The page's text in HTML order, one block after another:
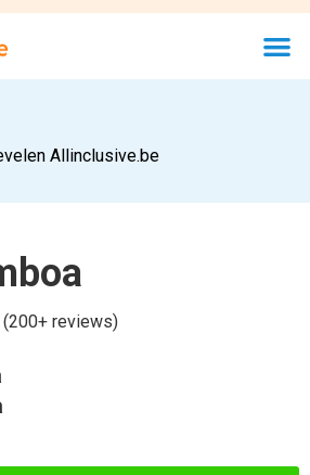
Allinclusive.be
(200+ reviews)